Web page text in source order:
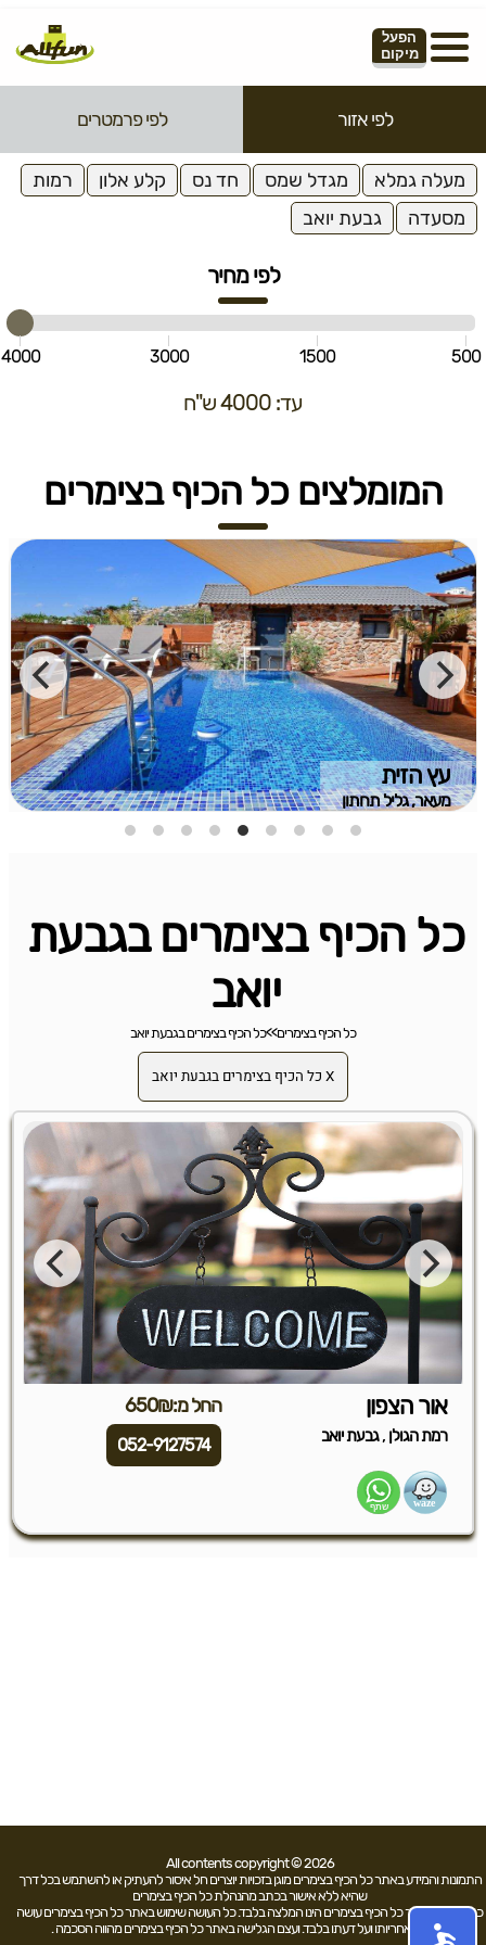
הפעל
מיקום
לפי אזור לפי פרמטרים
מעלה גמלא מגדל שמס חד נס קלע אלון
רמות
מסעדה
גבעת יואב
לפי מחיר
500
1500
3000
4000
עד: 4000 ש"ח
המומלצים כל הכיף בצימרים
עץ הזית
מעאר, גליל תחתון
כל הכיף בצימרים בגבעת
יואב
כל הכיף בצימרים>>כל הכיף בצימרים בגבעת יואב
X כל הכיף בצימרים בגבעת יואב
אור הצפון החל מ:650₪
רמת הגולן ,גבעת יואב 052-9127574
All contents copyright © 2026
התמונות והמידע באתר כל הכיף בצימרים מוגן בזכויות יוצרים חל איסור להעתיק או להשתמש בכל דרך
שהיא ללא אישור בכתב מהנהלת כל הכיף בצימרים
כל האמור באתר כל הכיף בצימרים הינו המלצה בלבד. כל העושה שימוש באתר כל הכיף בצימרים עושה
זאת על אחריותו ועל דעתו בלבד. ועצם הגלישה באתר כל הכיף בצימרים מהווה הסכמה .